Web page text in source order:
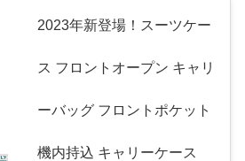
2023年新登場！スーツケー
ス フロントオープン キャリ
ーバッグ フロントポケット
機内持込 キャリーケース